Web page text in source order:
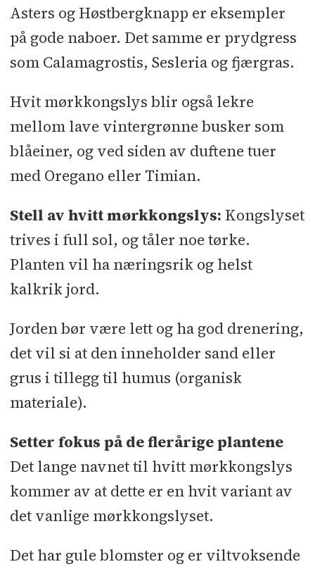
Asters og Høstbergknapp er eksempler
på gode naboer. Det samme er prydgress
som Calamagrostis, Sesleria og fjærgras.
Hvit mørkkongslys blir også lekre
mellom lave vintergrønne busker som
blåeiner, og ved siden av duftene tuer
med Oregano eller Timian.
Stell av hvitt mørkkongslys: Kongslyset
trives i full sol, og tåler noe tørke.
Planten vil ha næringsrik og helst
kalkrik jord.
Jorden bør være lett og ha god drenering,
det vil si at den inneholder sand eller
grus i tillegg til humus (organisk
materiale).
Setter fokus på de flerårige plantene
Det lange navnet til hvitt mørkkongslys
kommer av at dette er en hvit variant av
det vanlige mørkkongslyset.
Det har gule blomster og er viltvoksende